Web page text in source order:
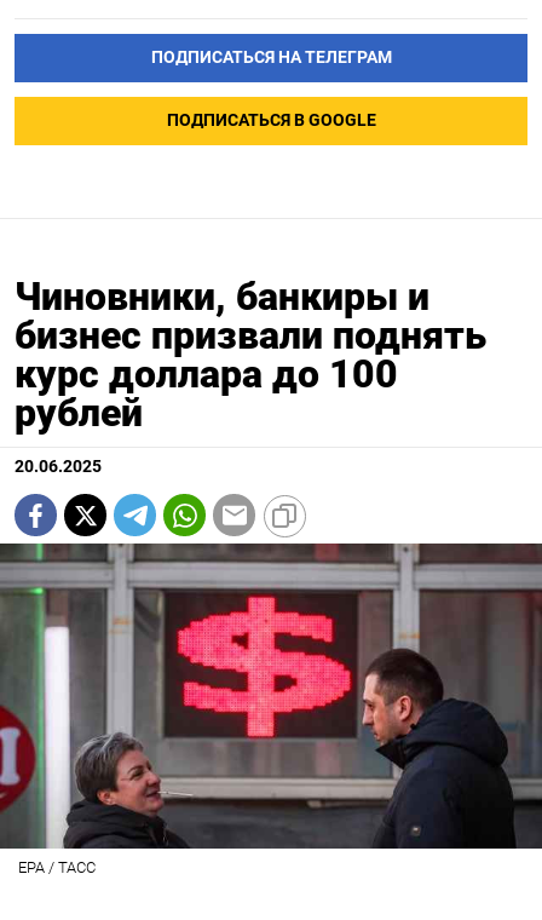
ПОДПИСАТЬСЯ НА ТЕЛЕГРАМ
ПОДПИСАТЬСЯ В GOOGLE
Чиновники, банкиры и
бизнес призвали поднять
курс доллара до 100
рублей
20.06.2025
EPA / ТАСС